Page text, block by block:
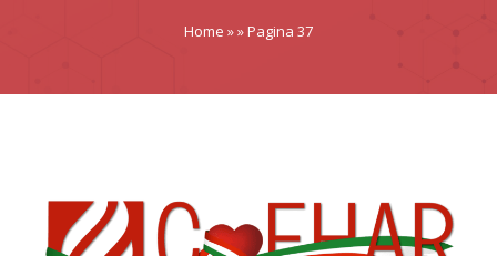
Home »»Pagina 37